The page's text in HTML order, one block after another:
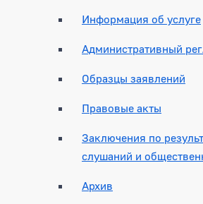
Информация об услуге
Административный
Образцы заявлений
Правовые акты
Заключения по
слушаний и
Архив